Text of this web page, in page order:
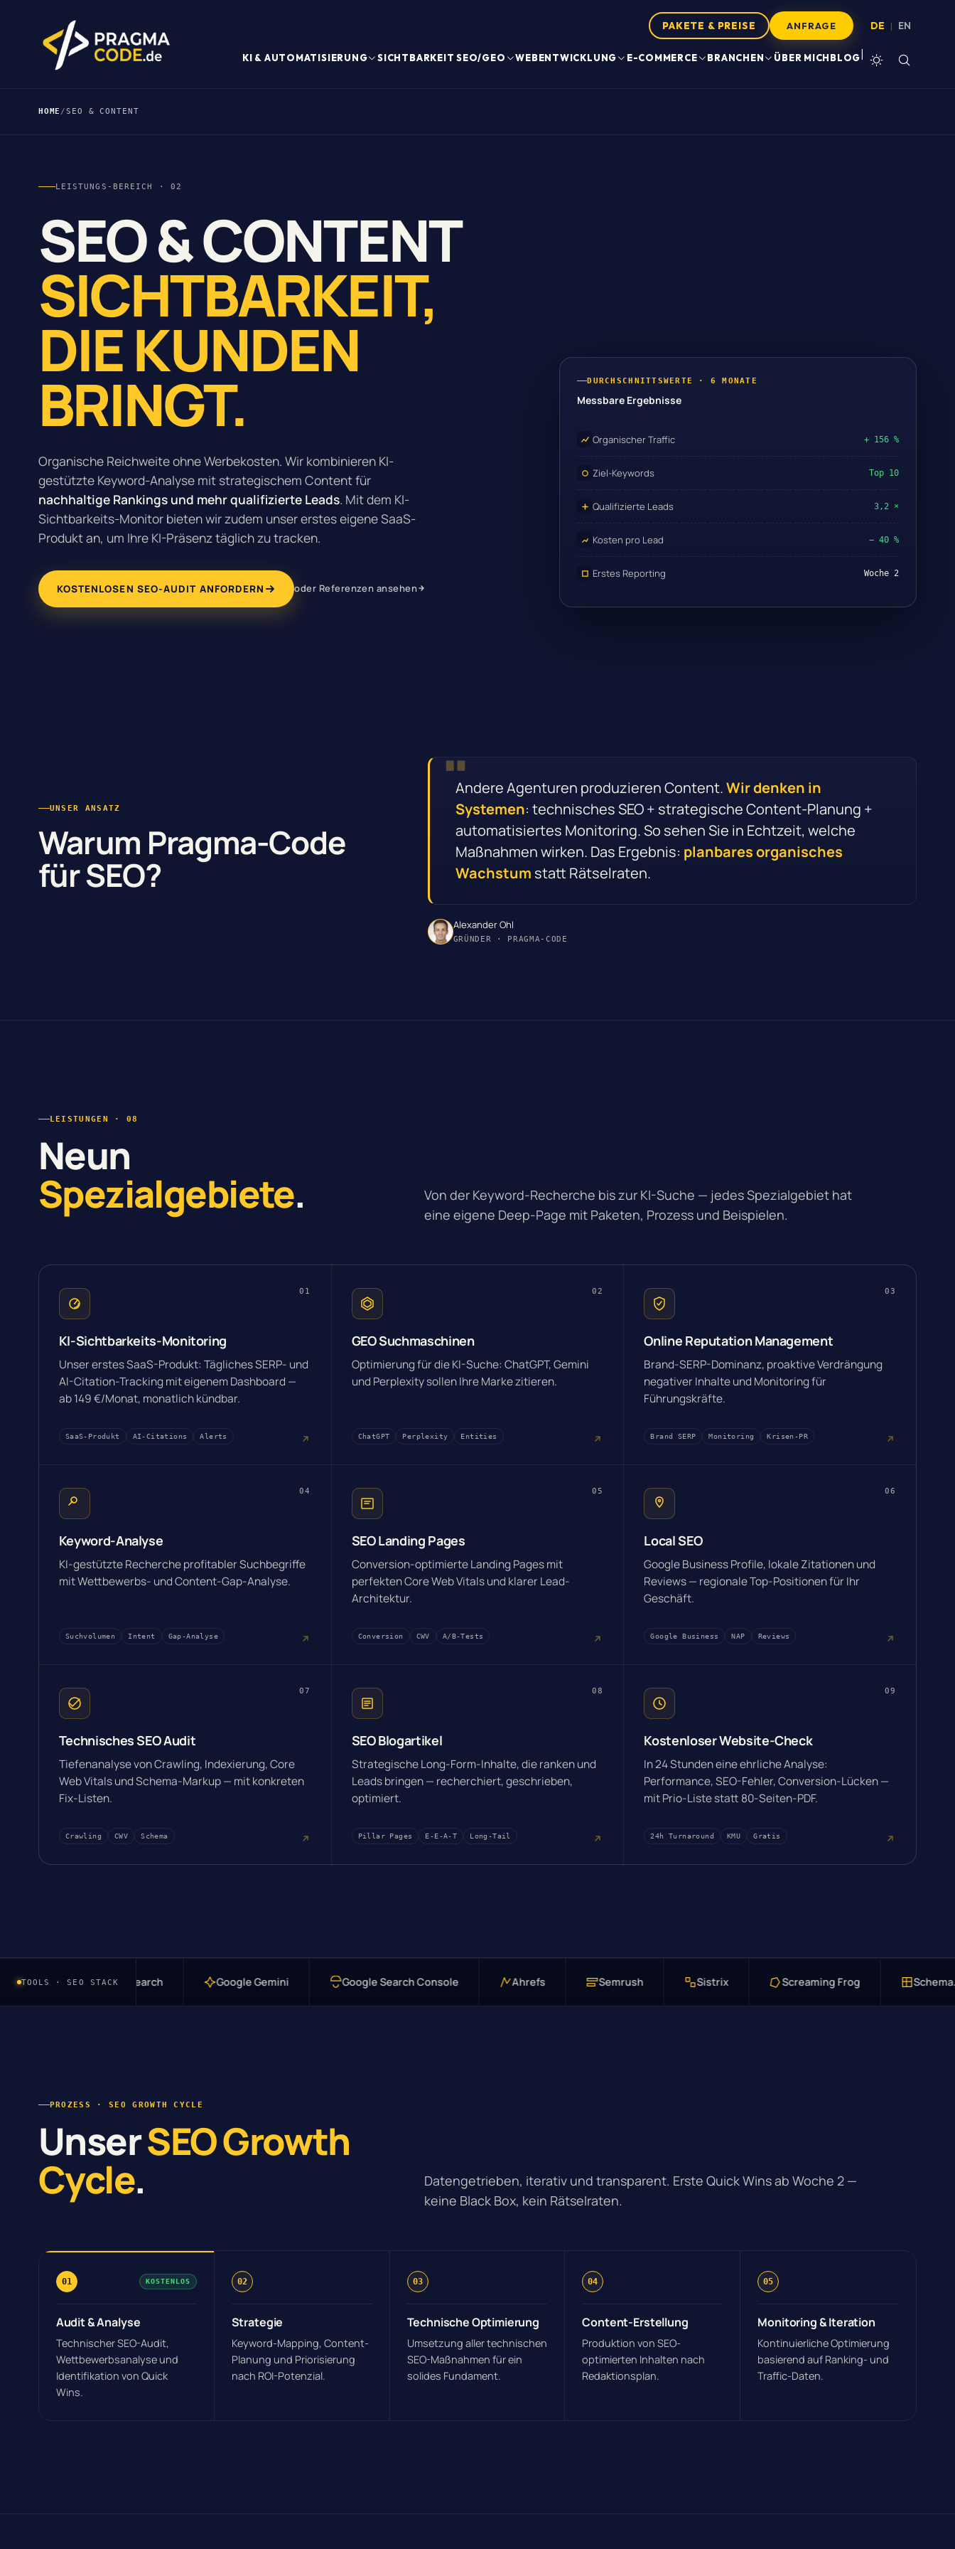
PAKETE & PREISE ANFRAGE DE | EN
KI & AUTOMATISIERUNG SICHTBARKEIT SEO/GEO WEBENTWICKLUNG E-COMMERCE BRANCHEN ÜBER MICHBLOG
HOME /SEO & CONTENT
LEISTUNGS-BEREICH · 02
SEO & CONTENT
SICHTBARKEIT,
DIE KUNDEN
BRINGT.
Organische Reichweite ohne Werbekosten. Wir kombinieren KI-
gestützte Keyword-Analyse mit strategischem Content für
nachhaltige Rankings und mehr qualifizierte Leads. Mit dem KI-
Sichtbarkeits-Monitorbieten wir zudem unser erstes eigene SaaS-
Produkt an, um Ihre KI-Präsenz täglich zu tracken.
KOSTENLOSEN SEO-AUDIT ANFORDERN oder Referenzen ansehen
DURCHSCHNITTSWERTE · 6 MONATE
Messbare Ergebnisse
Organischer Traffic + 156 %
Ziel-Keywords Top 10
Qualifizierte Leads 3,2 ×
Kosten pro Lead − 40 %
Erstes Reporting Woche 2
UNSER ANSATZ
Warum Pragma-Code
für SEO?
Andere Agenturen produzieren Content.Wir denken in
Systemen: technisches SEO + strategische Content-Planung +
automatisiertes Monitoring. So sehen Sie in Echtzeit, welche
Maßnahmen wirken. Das Ergebnis: planbares organisches
Wachstum statt Rätselraten.
Alexander Ohl
GRÜNDER · PRAGMA-CODE
LEISTUNGEN · 08
Neun
Spezialgebiete.
Von der Keyword-Recherche bis zur KI-Suche — jedes Spezialgebiet hat
eine eigene Deep-Page mit Paketen, Prozess und Beispielen.
01
KI-Sichtbarkeits-Monitoring
Unser erstes SaaS-Produkt: Tägliches SERP- und
AI-Citation-Tracking mit eigenem Dashboard —
ab 149 €/Monat, monatlich kündbar.
SaaS-Produkt AI-Citations Alerts
02
GEO Suchmaschinen
Optimierung für die KI-Suche: ChatGPT, Gemini
und Perplexity sollen Ihre Marke zitieren.
ChatGPT Perplexity Entities
03
Online Reputation Management
Brand-SERP-Dominanz, proaktive Verdrängung
negativer Inhalte und Monitoring für
Führungskräfte.
Brand SERP Monitoring Krisen-PR
04
Keyword-Analyse
KI-gestützte Recherche profitabler Suchbegriffe
mit Wettbewerbs- und Content-Gap-Analyse.
Suchvolumen Intent Gap-Analyse
05
SEO Landing Pages
Conversion-optimierte Landing Pages mit
perfekten Core Web Vitals und klarer Lead-
Architektur.
Conversion CWV A/B-Tests
06
Local SEO
Google Business Profile, lokale Zitationen und
Reviews — regionale Top-Positionen für Ihr
Geschäft.
Google Business NAP Reviews
07
Technisches SEO Audit
Tiefenanalyse von Crawling, Indexierung, Core
Web Vitals und Schema-Markup — mit konkreten
Fix-Listen.
Crawling CWV Schema
08
SEO Blogartikel
Strategische Long-Form-Inhalte, die ranken und
Leads bringen — recherchiert, geschrieben,
optimiert.
Pillar Pages E-E-A-T Long-Tail
09
Kostenloser Website-Check
In 24 Stunden eine ehrliche Analyse:
Performance, SEO-Fehler, Conversion-Lücken —
mit Prio-Liste statt 80-Seiten-PDF.
24h Turnaround KMU Gratis
TOOLS · SEO STACK
Search Google Gemini Google Search Console Ahrefs Semrush Sistrix Screaming Frog Schema.org
PROZESS · SEO GROWTH CYCLE
UnserSEO Growth
Cycle.
Datengetrieben, iterativ und transparent. Erste Quick Wins ab Woche 2 —
keine Black Box, kein Rätselraten.
01 KOSTENLOS
Audit & Analyse
Technischer SEO-Audit,
Wettbewerbsanalyse und
Identifikation von Quick
Wins.
02
Strategie
Keyword-Mapping, Content-
Planung und Priorisierung
nach ROI-Potenzial.
03
Technische Optimierung
Umsetzung aller technischen
SEO-Maßnahmen für ein
solides Fundament.
04
Content-Erstellung
Produktion von SEO-
optimierten Inhalten nach
Redaktionsplan.
05
Monitoring & Iteration
Kontinuierliche Optimierung
basierend auf Ranking- und
Traffic-Daten.